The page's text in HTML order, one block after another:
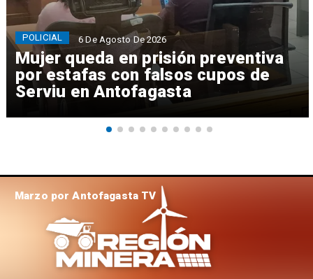
Mujer queda en prisión preventiva
por estafas con falsos cupos de
Serviu en Antofagasta
POLICIAL 6 De Agosto De 2026
Marzo por Antofagasta TV